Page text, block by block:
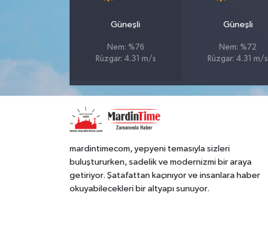
Güneşli
Nem: %76
Rüzgar: 4.31 m/s
Güneşli
Nem: %72
Rüzgar: 4.31 m/s
mardintimecom, yepyeni temasıyla sizleri
buluştururken, sadelik ve modernizmi bir araya
getiriyor. Şatafattan kaçınıyor ve insanlara haber
okuyabilecekleri bir altyapı sunuyor.